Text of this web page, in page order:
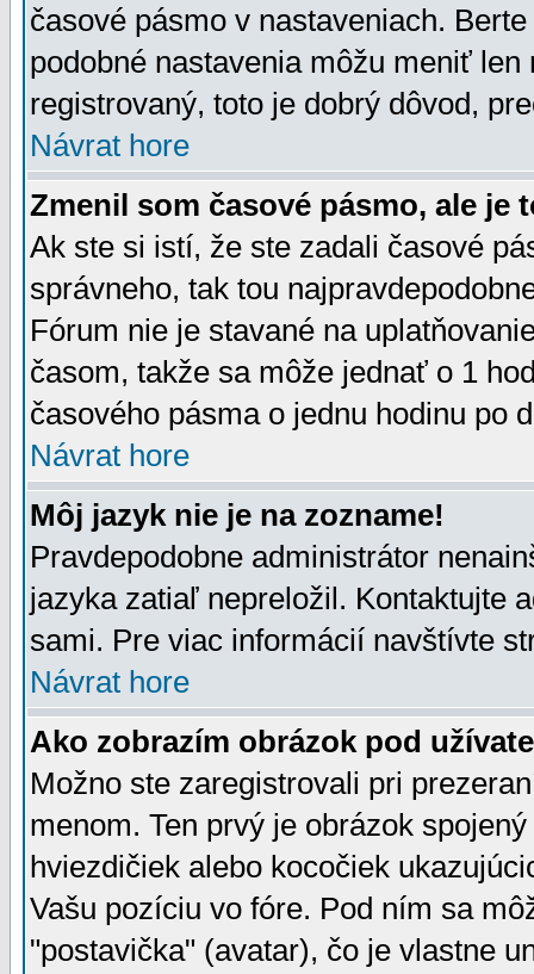
časové pásmo v nastaveniach.
podobné nastavenia môžu meniť
registrovaný, toto je dobrý dôvod,
Návrat hore
Zmenil som časové pásmo, ale je
Ak ste si istí, že ste zadali časové
správneho, tak tou
Fórum nie je stavané na
časom, takže sa môže jednať o 1
časového pásma o jednu hodinu po
Návrat hore
Môj jazyk nie je na zozname!
Pravdepodobne administrátor
jazyka zatiaľ nepreložil. Kontaktujte
sami. Pre viac informácií navštívte
Návrat hore
Ako zobrazím obrázok pod
Možno ste zaregistrovali pri
menom. Ten prvý je obrázok
hviezdičiek alebo kocočiek
Vašu pozíciu vo fóre. Pod ním sa
"postavička" (avatar), čo je vlastne